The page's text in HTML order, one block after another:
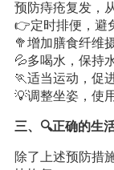
预防痔疮复发，
👉定时排便，避
🥦增加膳食纤维
💦多喝水，保持
🏃适当运动，促
💡调整坐姿，使
三、🔍正确的生
除了上述预防措